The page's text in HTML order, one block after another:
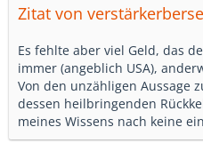
Zitat von
Es fehlte aber viel Geld, das
immer (angeblich USA),
Von den unzähligen Aussage
dessen heilbringenden
meines Wissens nach keine